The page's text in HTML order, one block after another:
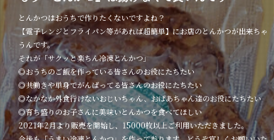
とんかつはおうちで作りたくないですよね？
【電子レンジとフライパン等があれば超簡単】にお店のとんかつが出来ちゃ
うんです。
それが「サクッと楽ちん冷凍とんかつ」
◎おうちのご飯を作っている皆さんのお役にたちたい
◎共働きや単身でがんばってる皆さんのお役にたちたい
◎なかなか外食行けないおじいちゃん、おばあちゃん達のお役にたちたい
◎育ち盛りのお子さんに美味いとんかつを食べてほしい
2021年2月より販売を開始し、15000枚以上ご利用いただきました。